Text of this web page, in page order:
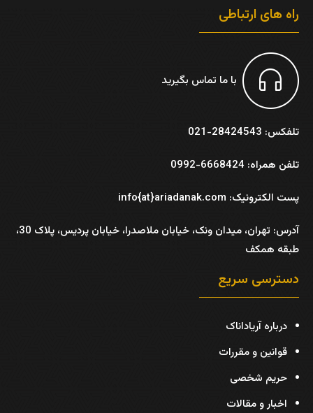
راه های ارتباطی
با ما تماس بگیرید
تلفکس: 28424543-021
تلفن همراه: 6668424-0992
پست الکترونیک: info{at}ariadanak.com
آدرس:
تهران، میدان ونک، خیابان ملاصدرا، خیابان پردیس، پلاک 30،
طبقه همکف
دسترسی سریع
درباره آریاداناک
قوانین و مقررات
حریم شخصی
اخبار و مقالات